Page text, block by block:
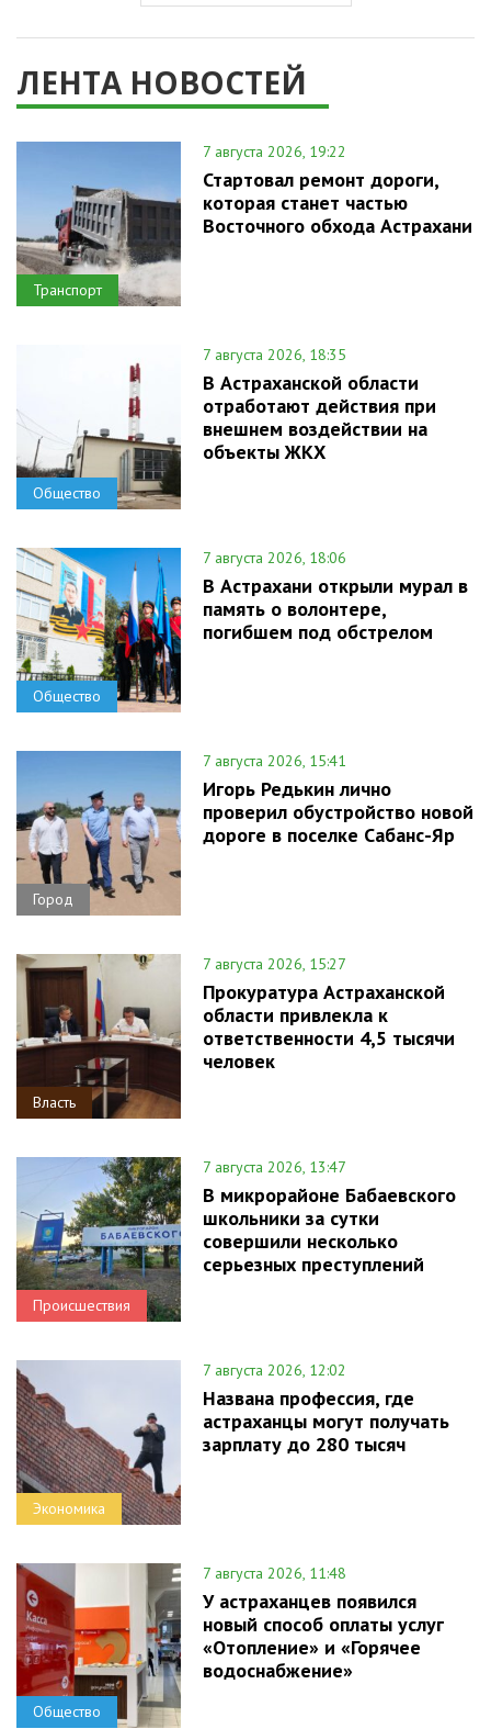
ЛЕНТА НОВОСТЕЙ
Транспорт
7 августа 2026, 19:22
Стартовал ремонт дороги,
которая станет частью
Восточного обхода Астрахани
Общество
7 августа 2026, 18:35
В Астраханской области
отработают действия при
внешнем воздействии на
объекты ЖКХ
Общество
7 августа 2026, 18:06
В Астрахани открыли мурал в
память о волонтере,
погибшем под обстрелом
Город
7 августа 2026, 15:41
Игорь Редькин лично
проверил обустройство новой
дороге в поселке Сабанс-Яр
Власть
7 августа 2026, 15:27
Прокуратура Астраханской
области привлекла к
ответственности 4,5 тысячи
человек
Происшествия
7 августа 2026, 13:47
В микрорайоне Бабаевского
школьники за сутки
совершили несколько
серьезных преступлений
Экономика
7 августа 2026, 12:02
Названа профессия, где
астраханцы могут получать
зарплату до 280 тысяч
Общество
7 августа 2026, 11:48
У астраханцев появился
новый способ оплаты услуг
«Отопление» и «Горячее
водоснабжение»